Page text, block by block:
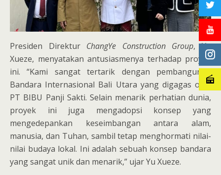
Presiden Direktur ChangYe Construction Group, Yu
Xueze, menyatakan antusiasmenya terhadap proyek
ini. “Kami sangat tertarik dengan pembangunan
Bandara Internasional Bali Utara yang digagas oleh
PT BIBU Panji Sakti. Selain menarik perhatian dunia,
proyek ini juga mengadopsi konsep yang
mengedepankan keseimbangan antara alam,
manusia, dan Tuhan, sambil tetap menghormati nilai-
nilai budaya lokal. Ini adalah sebuah konsep bandara
yang sangat unik dan menarik,” ujar Yu Xueze.